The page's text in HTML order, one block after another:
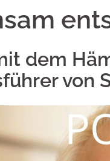
dem
von